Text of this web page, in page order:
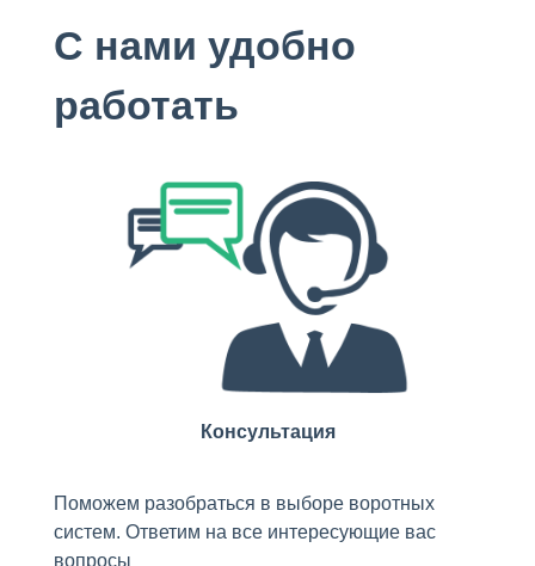
С нами удобно
работать
Консультация
Поможем разобраться в выборе воротных
систем. Ответим на все интересующие вас
вопросы